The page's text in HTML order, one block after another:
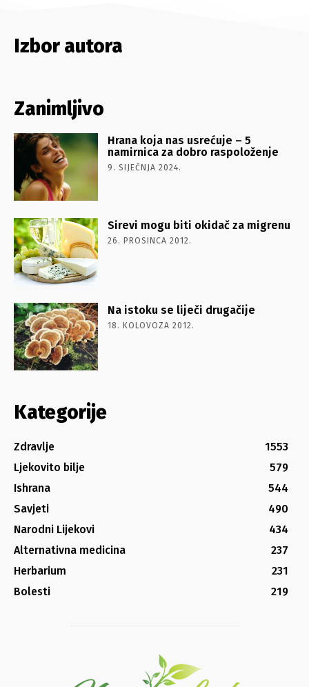
Izbor autora
Zanimljivo
Hrana koja nas usrećuje – 5
namirnica za dobro raspoloženje
9. SIJEČNJA 2024.
Sirevi mogu biti okidač za migrenu
26. PROSINCA 2012.
Na istoku se liječi drugačije
18. KOLOVOZA 2012.
Kategorije
Zdravlje
1553
Ljekovito bilje
579
Ishrana
544
Savjeti
490
Narodni Lijekovi
434
Alternativna medicina
237
Herbarium
231
Bolesti
219